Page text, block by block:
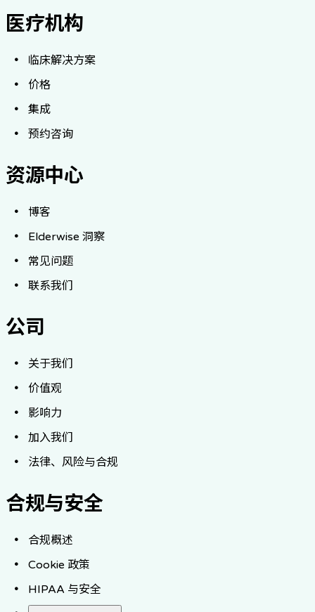
医疗机构
临床解决方案
价格
集成
预约咨询
资源中心
博客
Elderwise 洞察
常见问题
联系我们
公司
关于我们
价值观
影响力
加入我们
法律、风险与合规
合规与安全
合规概述
Cookie 政策
HIPAA 与安全